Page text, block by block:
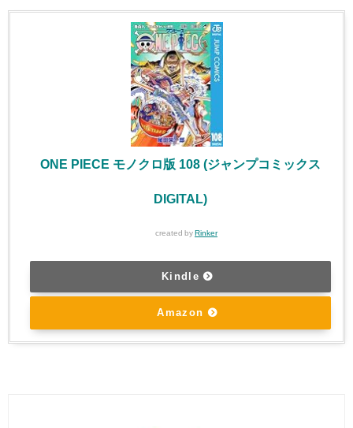
ONE PIECE モノクロ版 108 (ジャンプコミックス
DIGITAL)
created by Rinker
Kindle
Amazon